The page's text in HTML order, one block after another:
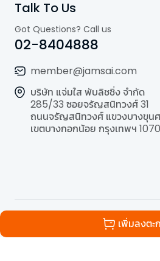
เพิ่มลงตะ
Talk To Us
Got Questions? Call us
02-8404888
member@jamsai.com
บริษัท แจ่มใส พับลิชชิ่ง จำกัด
285/33 ซอยจรัญสนิทวงศ์ 31
ถนนจรัญสนิทวงศ์ แขวงบางขุน
เขตบางกอกน้อย กรุงเทพฯ
All Rights Reserved |